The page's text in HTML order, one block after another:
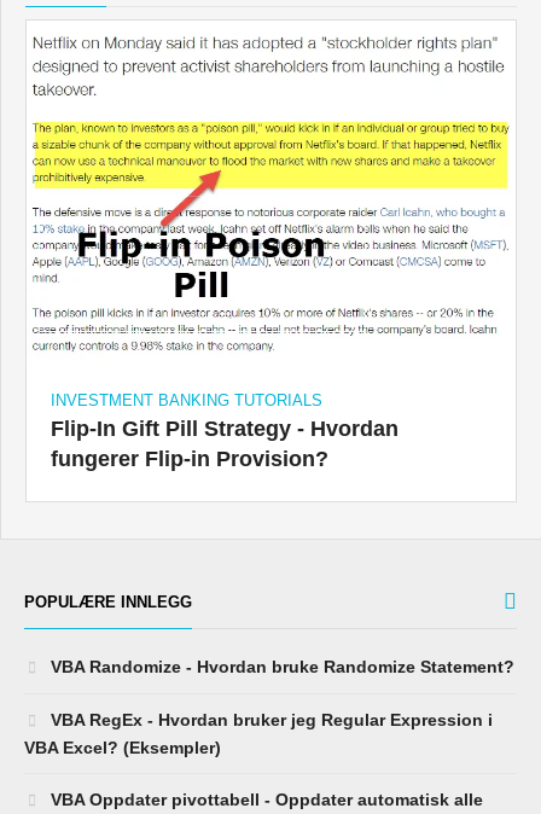
INVESTMENT BANKING TUTORIALS
Flip-In Gift Pill Strategy - Hvordan
fungerer Flip-in Provision?
POPULÆRE INNLEGG
VBA Randomize - Hvordan bruke Randomize Statement?
VBA RegEx - Hvordan bruker jeg Regular Expression i
VBA Excel? (Eksempler)
VBA Oppdater pivottabell - Oppdater automatisk alle